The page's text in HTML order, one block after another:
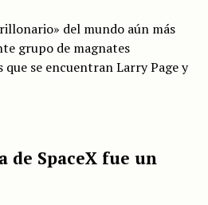
del mundo aún más
grupo de magnates
se encuentran Larry Page y
de SpaceX fue un